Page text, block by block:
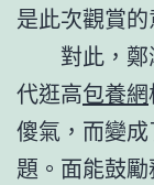
是此次觀賞的
對此，
代逛高包養網
傻氣，而變
題。面能鼓